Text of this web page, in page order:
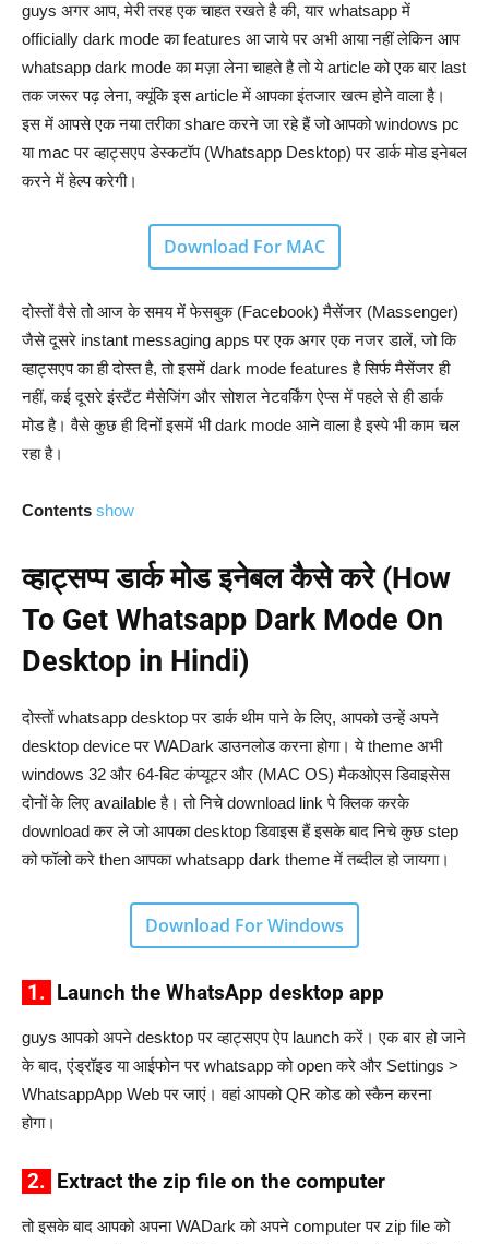
guys अगर आप, मेरी तरह एक चाहत रखते है की, यार whatsapp में
officially dark mode का features आ जाये पर अभी आया नहीं लेकिन आप
whatsapp dark mode का मज़ा लेना चाहते है तो ये article को एक बार last
तक जरूर पढ़ लेना, क्यूंकि इस article में आपका इंतजार खत्म होने वाला है।
इस में आपसे एक नया तरीका share करने जा रहे हैं जो आपको windows pc
या mac पर व्हाट्सएप डेस्कटॉप (Whatsapp Desktop) पर डार्क मोड इनेबल
करने में हेल्प करेगी।
Download For MAC
दोस्तों वैसे तो आज के समय में फेसबुक (Facebook) मैसेंजर (Massenger)
जैसे दूसरे instant messaging apps पर एक अगर एक नजर डालें, जो कि
व्हाट्सएप का ही दोस्त है, तो इसमें dark mode features है सिर्फ मैसेंजर ही
नहीं, कई दूसरे इंस्टैंट मैसेजिंग और सोशल नेटवर्किंग ऐप्स में पहले से ही डार्क
मोड है। वैसे कुछ ही दिनों इसमें भी dark mode आने वाला है इस्पे भी काम चल
रहा है।
Contents show
व्हाट्सप्प डार्क मोड इनेबल कैसे करे (How
To Get Whatsapp Dark Mode On
Desktop in Hindi)
दोस्तों whatsapp desktop पर डार्क थीम पाने के लिए, आपको उन्हें अपने
desktop device पर WADark डाउनलोड करना होगा। ये theme अभी
windows 32 और 64-बिट कंप्यूटर और (MAC OS) मैकओएस डिवाइसेस
दोनों के लिए available है। तो निचे download link पे क्लिक करके
download कर ले जो आपका desktop डिवाइस हैं इसके बाद निचे कुछ step
को फॉलो करे then आपका whatsapp dark theme में तब्दील हो जायगा।
Download For Windows
1. Launch the WhatsApp desktop app
guys आपको अपने desktop पर व्हाट्सएप ऐप launch करें। एक बार हो जाने
के बाद, एंड्रॉइड या आईफोन पर whatsapp को open करे और Settings >
WhatsappApp Web पर जाएं। वहां आपको QR कोड को स्कैन करना
होगा।
2. Extract the zip file on the computer
तो इसके बाद आपको अपना WADark को अपने computer पर zip file को